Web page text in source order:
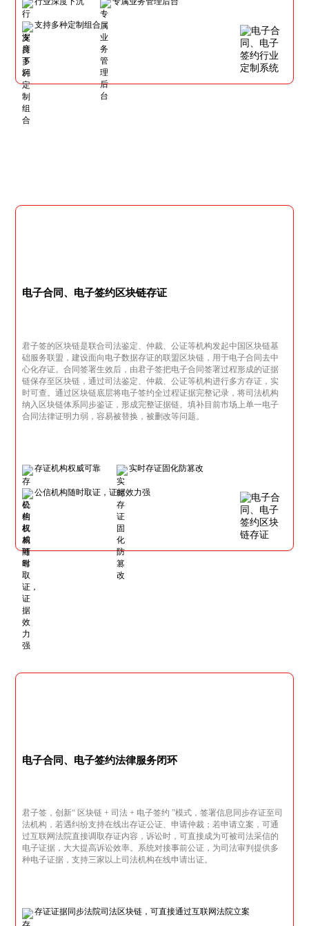
支持多种定制组合
电子合同、电子签约区块链存证
君子签的区块链是联合司法鉴定、仲裁、公证等机构发起中国区块链基
础服务联盟，建设面向电子数据存证的联盟区块链，用于电子合同去中
心化存证。合同签署生效后，由君子签把电子合同签署过程形成的证据
链保存至区块链，通过司法鉴定、仲裁、公证等机构进行多方存证，实
时可查。通过区块链底层将电子签约全过程证据完整记录，将司法机构
纳入区块链体系同步鉴证，形成完整证据链。填补目前市场上单一电子
合同法律证明力弱，容易被替换，被删改等问题。
存证机构权威可靠 实时存证固化防篡改
公信机构随时取证，证据效力强
电子合同、电子签约法律服务闭环
君子签，创新“ 区块链 + 司法 + 电子签约 ”模式，签署信息同步存证至司
法机构，若遇纠纷支持在线出存证公证、申请仲裁；若申请立案，可通
过互联网法院直接调取存证内容，诉讼时，可直接成为可被司法采信的
电子证据，大大提高诉讼效率。系统对接事前公证，为司法审判提供多
种电子证据，支持三家以上司法机构在线申请出证。
存证证据同步法院司法区块链，可直接通过互联网法院立案